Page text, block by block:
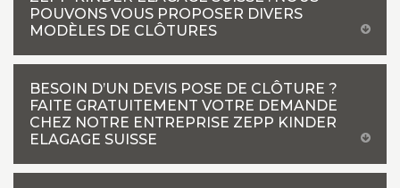
POUVONS VOUS PROPOSER DIVERS
MODÈLES DE CLÔTURES
BESOIN D’UN DEVIS POSE DE CLÔTURE ?
FAITE GRATUITEMENT VOTRE DEMANDE
CHEZ NOTRE ENTREPRISE ZEPP KINDER
ELAGAGE SUISSE